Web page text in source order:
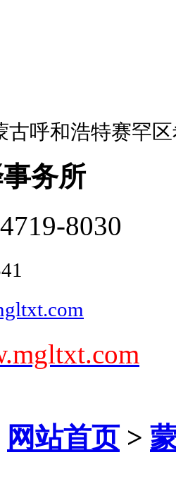
古呼和浩特赛罕
务所
8030
网站首页>